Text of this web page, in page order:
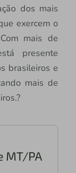
dos mais
exercem o
mais de
presente
brasileiros e
mais de
MT/PA